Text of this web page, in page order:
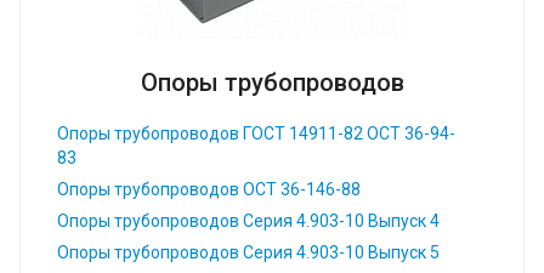
Опоры трубопроводов
Опоры трубопроводов ГОСТ 14911-82 ОСТ 36-94-
83
Опоры трубопроводов ОСТ 36-146-88
Опоры трубопроводов Серия 4.903-10 Выпуск 4
Опоры трубопроводов Серия 4.903-10 Выпуск 5